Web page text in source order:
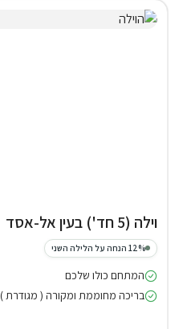
וילה (5 חד') בעין אל-אסד
12% הנחה על הלילה השני
המתחם כולו שלכם
בריכה מחוממת ומקורה ( מגודרת )